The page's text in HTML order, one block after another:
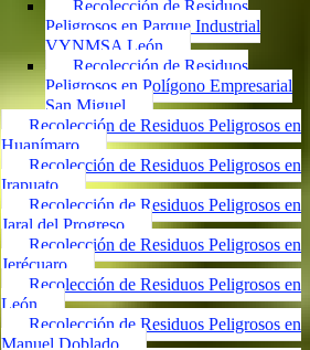
Recolección de Residuos
Peligrosos en Parque Industrial
VYNMSA León
Recolección de Residuos
Peligrosos en Polígono Empresarial
San Miguel
Recolección de Residuos Peligrosos en
Huanímaro
Recolección de Residuos Peligrosos en
Irapuato
Recolección de Residuos Peligrosos en
Jaral del Progreso
Recolección de Residuos Peligrosos en
Jerécuaro
Recolección de Residuos Peligrosos en
León
Recolección de Residuos Peligrosos en
Manuel Doblado